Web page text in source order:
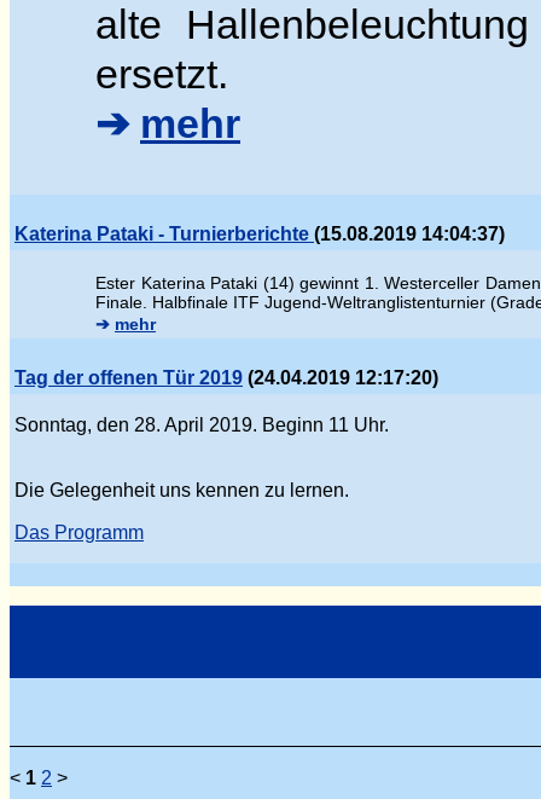
alte
ersetzt.
➔ mehr
Katerina Pataki - Turnierberichte (15.08.2019 14:04:37)
Ester Katerina Pataki (14) gewinnt 1. Westerceller
Finale. Halbfinale ITF Jugend-Weltranglistenturnier
➔ mehr
Tag der offenen Tür 2019 (24.04.2019 12:17:20)
Sonntag, den 28. April 2019. Beginn 11 Uhr.
Die Gelegenheit uns kennen zu lernen.
Das Programm
< 1 2 >